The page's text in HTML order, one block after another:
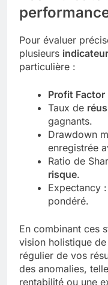
Pour évaluer
plusieurs
particulière :
Profit Factor
Taux de
gagnants.
Drawdown
enregistrée
Ratio de
risque.
Expectancy
pondéré.
En combinant ces
vision holistique
régulier de vos
des anomalies,
rentabilité ou une